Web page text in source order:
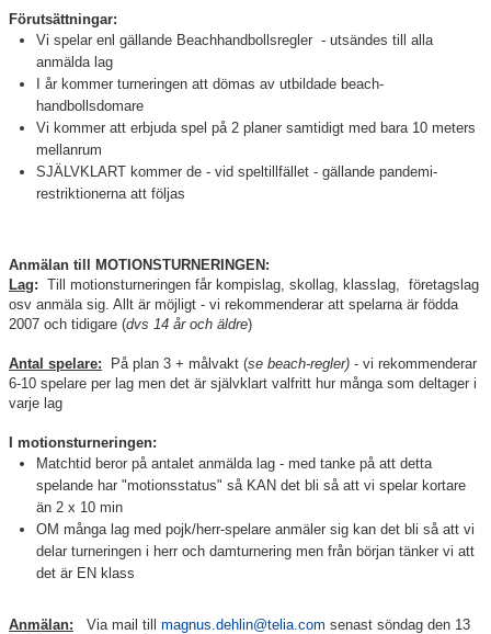
Förutsättningar:
Vi spelar enl gällande Beachhandbollsregler - utsändes till alla
anmälda lag
I år kommer turneringen att dömas av utbildade beach-
handbollsdomare
Vi kommer att erbjuda spel på 2 planer samtidigt med bara 10 meters
mellanrum
SJÄLVKLART kommer de - vid speltillfället - gällande pandemi-
restriktionerna att följas
Anmälan till MOTIONSTURNERINGEN:
Lag: Till motionsturneringen får kompislag, skollag, klasslag, företagslag
osv anmäla sig. Allt är möjligt - vi rekommenderar att spelarna är födda
2007 och tidigare (dvs 14 år och äldre)
Antal spelare: På plan 3 + målvakt (se beach-regler) - vi rekommenderar
6-10 spelare per lag men det är självklart valfritt hur många som deltager i
varje lag
I motionsturneringen:
Matchtid beror på antalet anmälda lag - med tanke på att detta
spelande har "motionsstatus" så KAN det bli så att vi spelar kortare
än 2 x 10 min
OM många lag med pojk/herr-spelare anmäler sig kan det bli så att vi
delar turneringen i herr och damturnering men från början tänker vi att
det är EN klass
Anmälan: Via mail till magnus.dehlin@telia.com senast söndag den 13